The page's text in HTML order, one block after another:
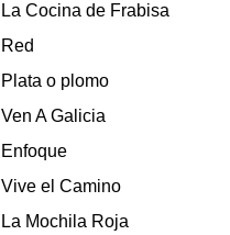
La Cocina de Frabisa
Red
Plata o plomo
Ven A Galicia
Enfoque
Vive el Camino
La Mochila Roja